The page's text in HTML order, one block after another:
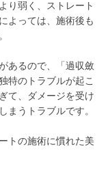
り弱く、ストレート
よっては、施術後も
あるので、「過収斂
特のトラブルが起こ
て、ダメージを受け
まうトラブルです。
トの施術に慣れた美